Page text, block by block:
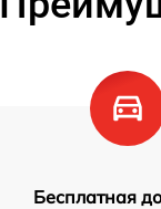
Бесплатная